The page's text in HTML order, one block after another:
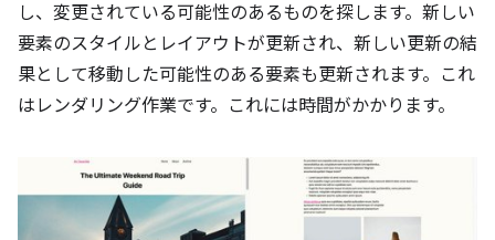
し、変更されている可能性のあるものを探します。新しい
要素のスタイルとレイアウトが更新され、新しい更新の結
果として移動した可能性のある要素も更新されます。これ
はレンダリング作業です。これには時間がかかります。